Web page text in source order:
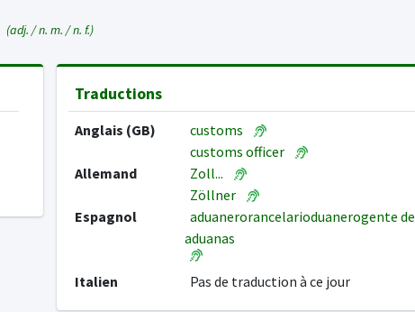
(adj. / n. m. / n. f.)
Traductions
Anglais (GB)
customs
customs officer
Allemand
Zoll...
Zöllner
Espagnol
aduanerorancelarioduanerogente de
aduanas
Italien Pas de traduction à ce jour